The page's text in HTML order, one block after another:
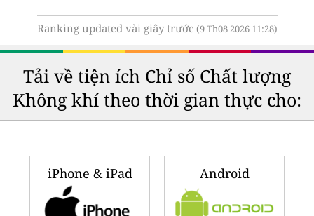
Ranking updated vài giây trước (9 Th08 2026 11:28)
Tải về tiện ích Chỉ số Chất lượng
Không khí theo thời gian thực cho:
iPhone & iPad Android